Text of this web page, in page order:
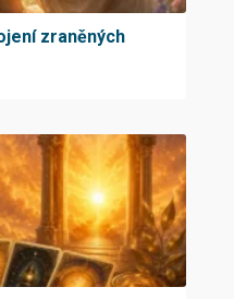
zraněných